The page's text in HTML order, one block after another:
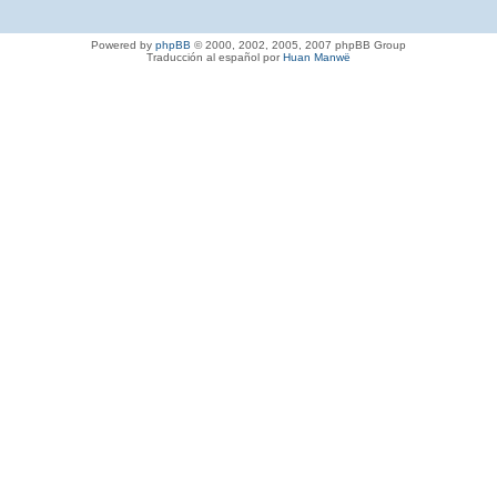
Powered by phpBB © 2000, 2002, 2005, 2007 phpBB Group
Traducción al español porHuan Manwë